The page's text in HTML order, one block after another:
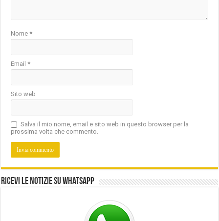
Nome*
Email*
Sito web
Salva il mio nome, email e sito web in questo browser per la
prossima volta che commento.
Ricevi le notizie su Whatsapp